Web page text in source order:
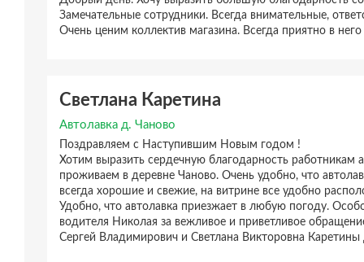
Замечательные сотрудники. Всегда внимательные,
Очень ценим коллектив магазина. Всегда приятно в
Светлана Каретина
Автолавка д. Чаново
Поздравляем с Наступившим Новым годом !
Хотим выразить сердечную благодарность
проживаем в деревне Чаново. Очень удобно, что
всегда хорошие и свежие, на витрине все удобно
Удобно, что автолавка приезжает в любую погоду.
водителя Николая за вежливое и приветливое
Сергей Владимирович и Светлана Викторовна Каретины